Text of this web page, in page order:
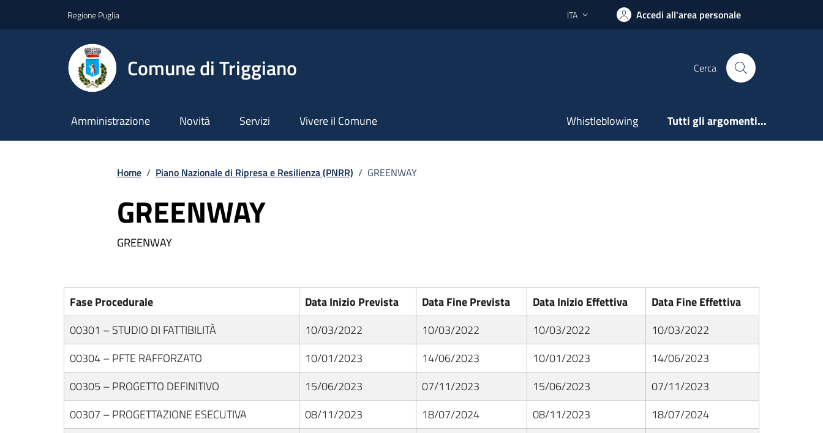
Regione Puglia Lingua attiva:
ITA Accedi all'area personale
Comune di Triggiano Cerca
Amministrazione Novità Servizi Vivere il Comune Whistleblowing Tutti gli argomenti...
Home / Piano Nazionale di Ripresa e Resilienza (PNRR) / GREENWAY
GREENWAY
GREENWAY
Fase Procedurale Data Inizio Prevista Data Fine Prevista Data Inizio Effettiva
Data Fine Effettiva
00301 – STUDIO DI FATTIBILITÀ
10/03/2022 10/03/2022 10/03/2022
10/03/2022
00304 – PFTE RAFFORZATO
10/01/2023 14/06/2023 10/01/2023
14/06/2023
00305 – PROGETTO DEFINITIVO
15/06/2023 07/11/2023 15/06/2023
07/11/2023
00307 – PROGETTAZIONE ESECUTIVA
08/11/2023 18/07/2024 08/11/2023
18/07/2024